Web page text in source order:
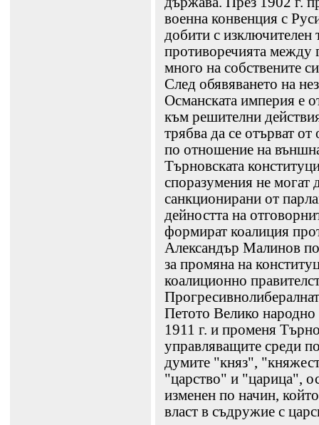
военна конвенция с
добити с изключителен
противоречията между
много на собствените
След обявяването на
Османската империя е
към решителни
трябва да се отърват
по отношение на
Търновската
споразумения не могат
санкционирани от
дейността на
формират коалиция
Александър Малинов
за промяна на
коалиционно
Петото Велико народно
1911 г. и променя
управляващите среди
думите "княз",
"царство" и "царица",
изменен по начин,
власт в съдружие с